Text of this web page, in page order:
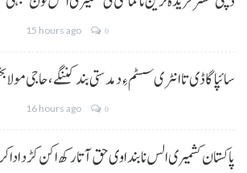
15 hours ago 0
سائپا گاڈی تا انٹری سسٹم ءِ دمدستی بند کننگے، حاجی مولا
16 hours ago 0
پاکستان کشمیری الس نا بنداوی حق آتا رکھ اکن کڑد ادا